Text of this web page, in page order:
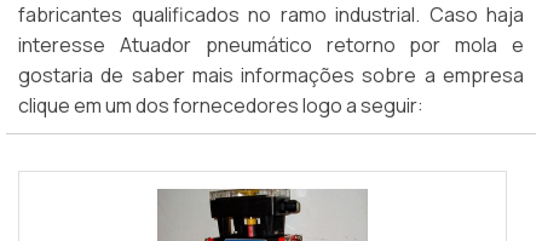
fabricantes qualificados no ramo industrial. Caso haja
interesse Atuador pneumático retorno por mola e
gostaria de saber mais informações sobre a empresa
clique em um dos fornecedores logo a seguir: